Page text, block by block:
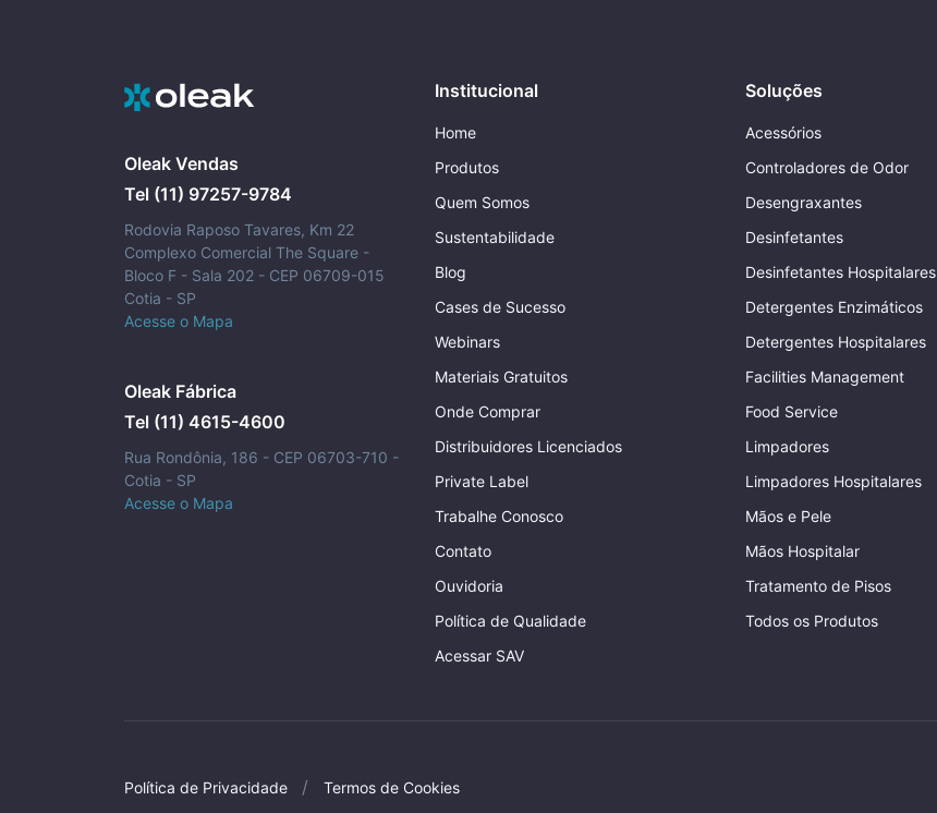
Oleak Vendas
Tel (11) 97257-9784
Rodovia Raposo Tavares, Km 22
Complexo Comercial The Square -
Bloco F - Sala 202 - CEP 06709-015
Cotia - SP
Acesse o Mapa
Oleak Fábrica
Tel (11) 4615-4600
Rua Rondônia, 186 - CEP 06703-710 -
Cotia - SP
Acesse o Mapa
Institucional
Home
Produtos
Quem Somos
Sustentabilidade
Blog
Cases de Sucesso
Webinars
Materiais Gratuitos
Onde Comprar
Distribuidores Licenciados
Private Label
Trabalhe Conosco
Contato
Ouvidoria
Política de Qualidade
Acessar SAV
Soluções
Acessórios
Controladores de Odor
Desengraxantes
Desinfetantes
Desinfetantes Hospitalares
Detergentes Enzimáticos
Detergentes Hospitalares
Facilities Management
Food Service
Limpadores
Limpadores Hospitalares
Mãos e Pele
Mãos Hospitalar
Tratamento de Pisos
Todos os Produtos
Política de Privacidade Termos de Cookies